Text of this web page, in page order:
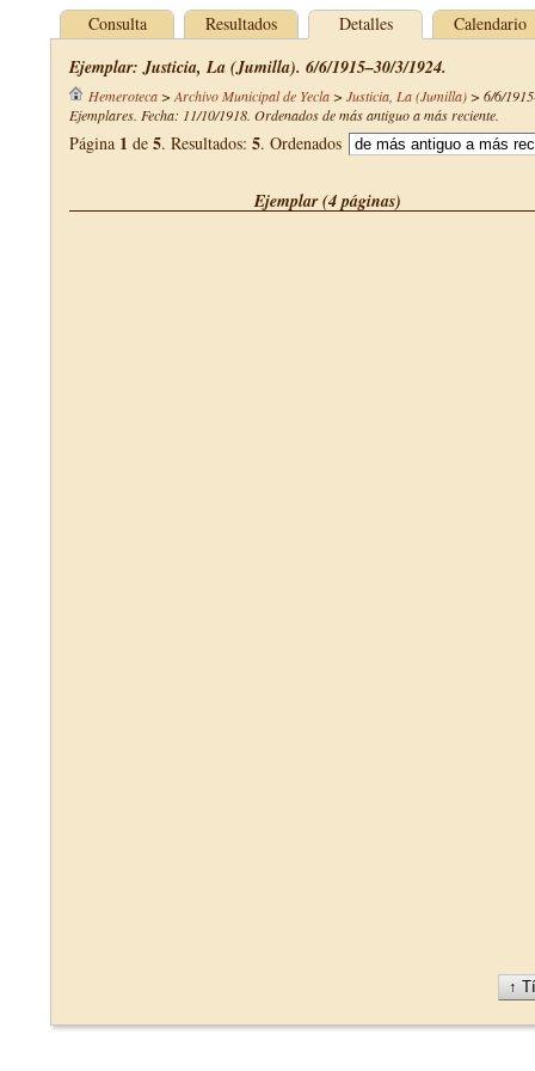
Consulta Resultados Detalles Calendario
Ejemplar: Justicia, La (Jumilla). 6/6/1915–30/3/1924.
Hemeroteca> Archivo Municipal de Yecla> Justicia, La (Jumilla)> 6/6/
Ejemplares. Fecha: 11/10/1918. Ordenados de más antiguo a más reciente.
Página 1 de 5. Resultados: 5. Ordenados
Ejemplar (4 páginas)